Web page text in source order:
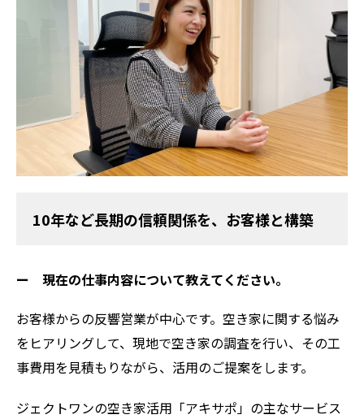
10年など長期の信頼関係を、お客様と構築
ー 現在の仕事内容について教えてください。
お客様からの反響営業が中心です。空き家に関する悩み
をヒアリングして、現地で空き家の調査を行い、その工
事費用を見積もりながら、活用のご提案をします。
ジェクトワンの空き家活用「アキサポ」の主なサービス